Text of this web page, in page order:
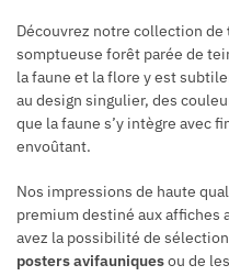
Découvrez notre collection de
somptueuse forêt parée de
la faune et la flore y est
au design singulier, des
que la faune s’y intègre avec
envoûtant.
Nos impressions de haute
premium destiné aux affiches
avez la possibilité de
posters avifauniquesou de